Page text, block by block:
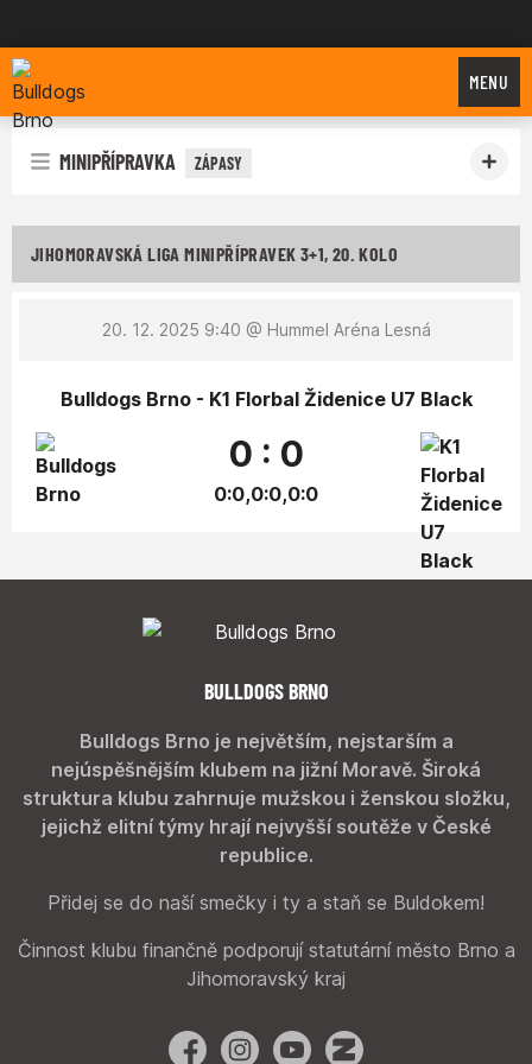
Bulldogs Brno
MENU
MINIPŘÍPRAVKA ZÁPASY
JIHOMORAVSKÁ LIGA MINIPŘÍPRAVEK 3+1, 20. KOLO
20. 12. 2025 9:40 @ Hummel Aréna Lesná
Bulldogs Brno - K1 Florbal Židenice U7 Black
0 : 0
0:0,0:0,0:0
BULLDOGS BRNO
Bulldogs Brno je největším, nejstarším a
nejúspěšnějším klubem na jižní Moravě. Široká
struktura klubu zahrnuje mužskou i ženskou složku,
jejichž elitní týmy hrají nejvyšší soutěže v České
republice.
Přidej se do naší smečky i ty a staň se Buldokem!
Činnost klubu finančně podporují statutární město Brno a
Jihomoravský kraj